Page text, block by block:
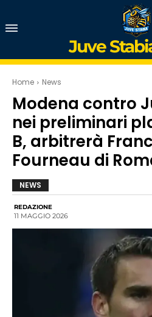
Juve
Home News
Modena contro
nei preliminari
B, arbitrerà
Fourneau di
NEWS
REDAZIONE
11 MAGGIO 2026